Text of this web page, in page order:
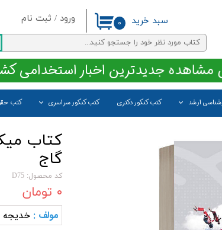
ورود / ثبت نام
حساب کاربری من
تغییر گذر واژه
سفارشات
خروج از حساب کاربری ارشد کتب کنکور دکتری کتب کنکور سراسری کتب
۰ سبد خرید
مشاهده جدیدترین اخبار استخدامی
کتاب
گاج
کد محصول: D75
۰ تومان
مولف : خدیجه